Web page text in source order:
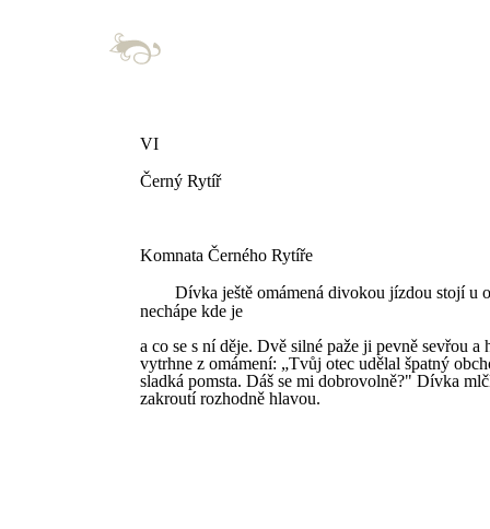
VI
Černý Rytíř
Komnata Černého Rytíře
Dívka ještě omámená divokou jízdou stojí u
nechápe kde je
a co se s ní děje. Dvě silné paže ji pevně sevřou a
vytrhne z omámení: „Tvůj otec udělal špatný
sladká pomsta. Dáš se mi dobrovolně?" Dívka
zakroutí rozhodně hlavou.